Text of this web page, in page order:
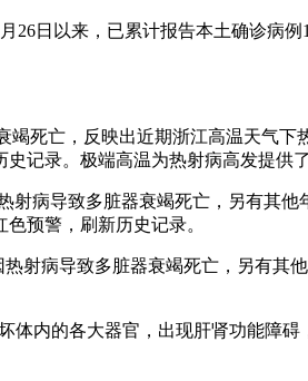
日以来，已累计报告本土确诊病
死亡，反映出近期浙江高温天气
记录。极端高温为热射病高发提供
病导致多脏器衰竭死亡，另有其
预警，刷新历史记录。
射病导致多脏器衰竭死亡，另有
体内的各大器官，出现肝肾功能障